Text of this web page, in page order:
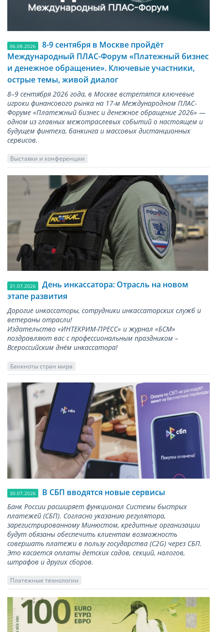
06.08.2026
8-9 сентября в Москве пройдёт
Международный ПЛАС-Форум «Платежный бизнес
и денежное обращение». Ключевые участники,
острые темы, живой диалог
8–9 сентября 2026 года, в Москве встретятся ключевые
игроки финансового рынка на 17-м Международном ПЛАС-
Форуме «Платежный бизнес и денежное обращение 2026» —
одном из главных межотраслевых событий о настоящем и
будущем финтеха, банкинга и массовых дистанционных
сервисов.
Выставки и конференции
31.07.2026
День инкассатора: Отрасль на новом
этапе развития
Дорогие инкассаторы, сотрудники инкассаторских служб и
ветераны отрасли!
Издательство «ИНТЕКРИМ-ПРЕСС» и журнал «БСМ»
поздравляют вас с профессиональным праздником –
Всероссийским днём инкассатора!
Банкноты стран мира
30.07.2026 В СБП вводятся новые сервисы
Банк России расширяет функционал Системы быстрых
платежей (СБП). Согласно указанию регулятора,
зарегистрированному Минюстом, кредитные организации
будут обязаны обеспечить клиентам возможность
совершать платежи в пользу государства (С2G) через СБП.
Это касается оплаты детских садов, секций, налогов,
штрафов и других сборов.
Платежные технологии